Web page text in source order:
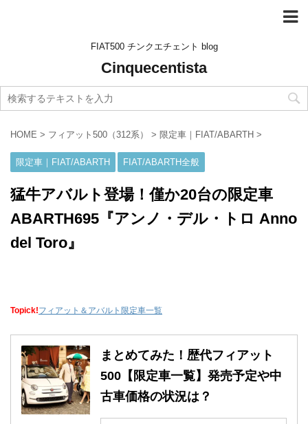
FIAT500 チンクエチェント blog
Cinquecentista
HOME > フィアット500（312系） > 限定車｜FIAT/ABARTH >
限定車｜FIAT/ABARTH FIAT/ABARTH全般
猛牛アバルト登場！僅か20台の限定車
ABARTH695『アンノ・デル・トロ Anno
del Toro』
Topick!フィアット＆アバルト限定車一覧
まとめてみた！歴代フィアット
500【限定車一覧】発売予定や中
古車価格の状況は？